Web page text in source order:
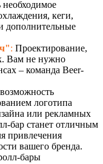
кеги,
дополнительные
: Проектирование,
Вам не нужно
– команда Beer-
логотипа
или рекламных
бар станет отличным
привлечения
вашего бренда.
бары